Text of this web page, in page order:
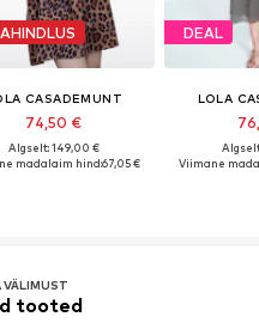
CASADEMUNT
74,50 €
Algselt: 149,00 €
madalaim hind:67,05 €
DEAL
LOLA
Viimane
VÄLIMUST
tooted